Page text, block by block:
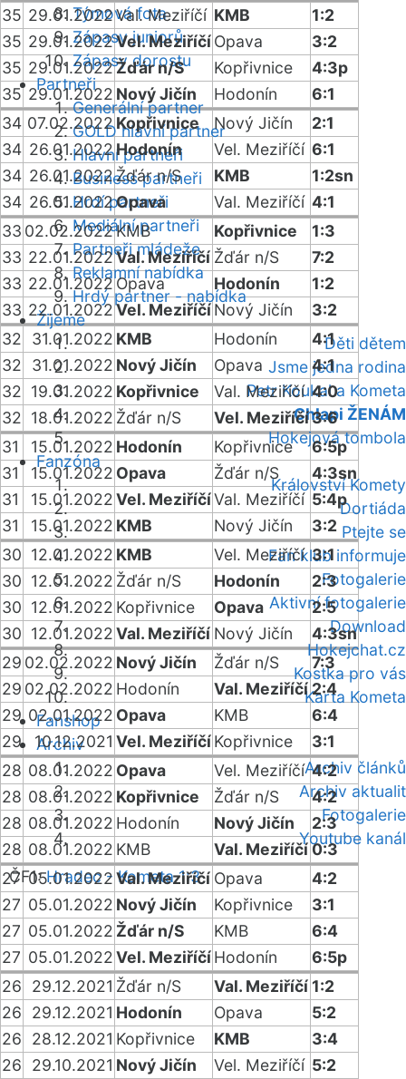
Týmová fota
Zápasy juniorů
Zápasy dorostu
Partneři
Generální partner
GOLD hlavní partner
Hlavní partneři
Business partneři
Hrdí partneři
Mediální partneři
Partneři mládeže
Reklamní nabídka
Hrdý partner - nabídka
Žijeme
Děti dětem
Jsme jedna rodina
Petr Koukal a Kometa
Chlapi ŽENÁM
Hokejová tombola
Fanzóna
Království Komety
Dortiáda
Ptejte se
Fan klub informuje
Fotogalerie
Aktivní fotogalerie
Download
Hokejchat.cz
Kostka pro vás
Karta Kometa
Fanshop
Archiv
Archiv článků
Archiv aktualit
Fotogalerie
Youtube kanál
ČF1:Hradec - Kometa 1:3
35 29.01.2022Val. Meziříčí KMB
1:2
35 29.01.2022Vel. MeziříčíOpava
3:2
35 29.01.2022Žďár n/S Kopřivnice
4:3p
35 29.01.2022 Nový Jičín Hodonín
6:1
34 07.02.2022Kopřivnice Nový Jičín
2:1
34 26.01.2022Hodonín Vel. Meziříčí 6:1
34 26.01.2022Žďár n/S KMB
1:2sn
34 26.01.2022Opava Val. Meziříčí 4:1
33 02.02.2022KMB Kopřivnice
1:3
33 22.01.2022Val. Meziříčí Žďár n/S
7:2
33 22.01.2022 Opava Hodonín
1:2
33 22.01.2022Vel. MeziříčíNový Jičín
3:2
32
31.01.2022 KMB Hodonín
4:1
32
31.01.2022 Nový Jičín Opava
4:1
32 19.01.2022 Kopřivnice Val. Meziříčí 4:0
32 18.01.2022 Žďár n/S Vel. Meziříčí3:6
31
15.01.2022 Hodonín Kopřivnice
6:5p
31
15.01.2022 Opava Žďár n/S
4:3sn
31
15.01.2022Vel. MeziříčíVal. Meziříčí 5:4p
31
15.01.2022 KMB Nový Jičín
3:2
30 12.01.2022 KMB Vel. Meziříčí 3:1
30 12.01.2022 Žďár n/S Hodonín
2:3
30 12.01.2022 Kopřivnice Opava
2:5
30 12.01.2022Val. Meziříčí Nový Jičín
4:3sn
29 02.02.2022 Nový Jičín Žďár n/S
7:3
29 02.02.2022 Hodonín Val. Meziříčí2:4
29 02.01.2022 Opava KMB
6:4
29
10.12.2021 Vel. MeziříčíKopřivnice
3:1
28 08.01.2022 Opava Vel. Meziříčí 4:2
28 08.01.2022 Kopřivnice Žďár n/S
4:2
28 08.01.2022 Hodonín Nový Jičín
2:3
28 08.01.2022 KMB Val. Meziříčí0:3
27 05.01.2022Val. Meziříčí Opava
4:2
27 05.01.2022 Nový Jičín Kopřivnice
3:1
27 05.01.2022 Žďár n/S KMB
6:4
27 05.01.2022Vel. MeziříčíHodonín
6:5p
26
29.12.2021 Žďár n/S Val. Meziříčí 1:2
26
29.12.2021 Hodonín Opava
5:2
26
28.12.2021 Kopřivnice KMB
3:4
26
29.10.2021 Nový Jičín Vel. Meziříčí 5:2